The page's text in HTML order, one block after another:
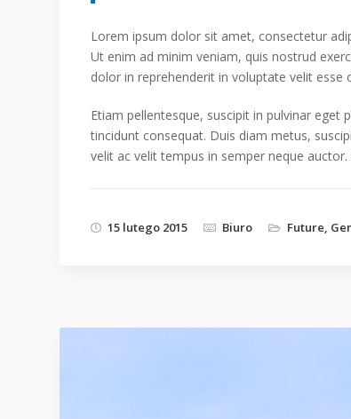
Lorem ipsum dolor sit amet, consectetur
Ut enim ad minim veniam, quis nostrud
dolor in reprehenderit in voluptate velit esse
Etiam pellentesque, suscipit in pulvinar eget
tincidunt consequat. Duis diam metus,
velit ac velit tempus in semper neque
15 lutego 2015 Biuro Future,